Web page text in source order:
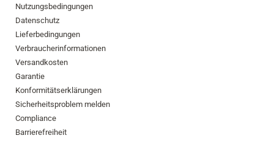
Nutzungsbedingungen
Datenschutz
Lieferbedingungen
Verbraucherinformationen
Versandkosten
Garantie
Konformitätserklärungen
Sicherheitsproblem melden
Compliance
Barrierefreiheit